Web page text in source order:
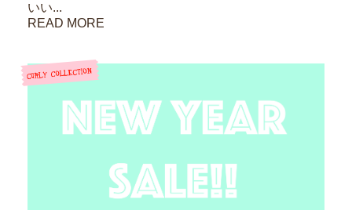
いい...
READ MORE